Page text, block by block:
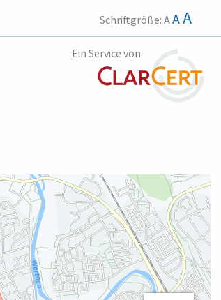
Schriftgröße: AAA
Ein Service von